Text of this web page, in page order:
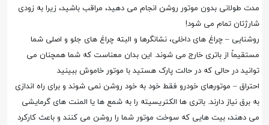
مدت طولانی بدون موتور روشن انجام می دهید، مراقب باشید، زیرا به زودی
شارژتان تمام می شود!
روشنایی – چراغ های داخلی، نشانگرها و البته چراغ های جلو و اصلی شما
مستقیماً از باتری خارج می شوند. این بدان معناست که شما همچنان می
توانید در حالی که در حالت پارک هستید با موتور خاموش ببینید
احتراق – موتورهای خودرو فقط خود به خود روشن نمی شوند و برای راه اندازی
به برق نیاز دارند. باتری ها الکتریسیته را به شمع ها یا المنت های گرمایشی
می دهند، بیت هایی که سوخت موتور شما را روشن می کنند و باعث کارکرد